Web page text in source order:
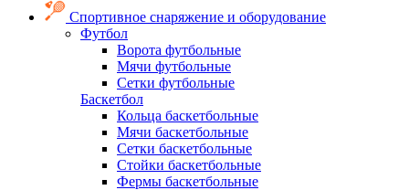
Спортивное снаряжение и оборудование
Футбол
Ворота футбольные
Мячи футбольные
Сетки футбольные
Баскетбол
Кольца баскетбольные
Мячи баскетбольные
Сетки баскетбольные
Стойки баскетбольные
Фермы баскетбольные